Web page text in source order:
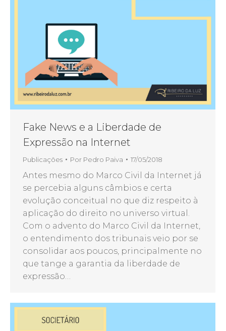
Fake News e a Liberdade de
Expressão na Internet
Publicações Por Pedro Paiva 17/05/2018
Antes mesmo do Marco Civil da Internet já
se percebia alguns câmbios e certa
evolução conceitual no que diz respeito à
aplicação do direito no universo virtual.
Com o advento do Marco Civil da Internet,
o entendimento dos tribunais veio por se
consolidar aos poucos, principalmente no
que tange a garantia da liberdade de
expressão…